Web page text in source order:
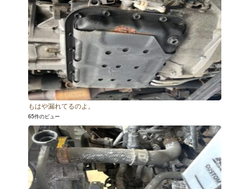
もはや漏れてるのよ。
65件のビュー